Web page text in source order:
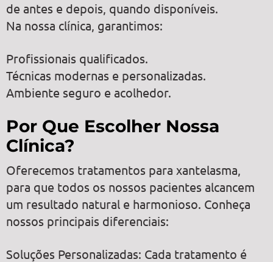
de antes e depois, quando disponíveis.
Na nossa clínica, garantimos:
Profissionais qualificados.
Técnicas modernas e personalizadas.
Ambiente seguro e acolhedor.
Por Que Escolher Nossa
Clínica?
Oferecemos tratamentos para xantelasma,
para que todos os nossos pacientes alcancem
um resultado natural e harmonioso. Conheça
nossos principais diferenciais:
Soluções Personalizadas: Cada tratamento é